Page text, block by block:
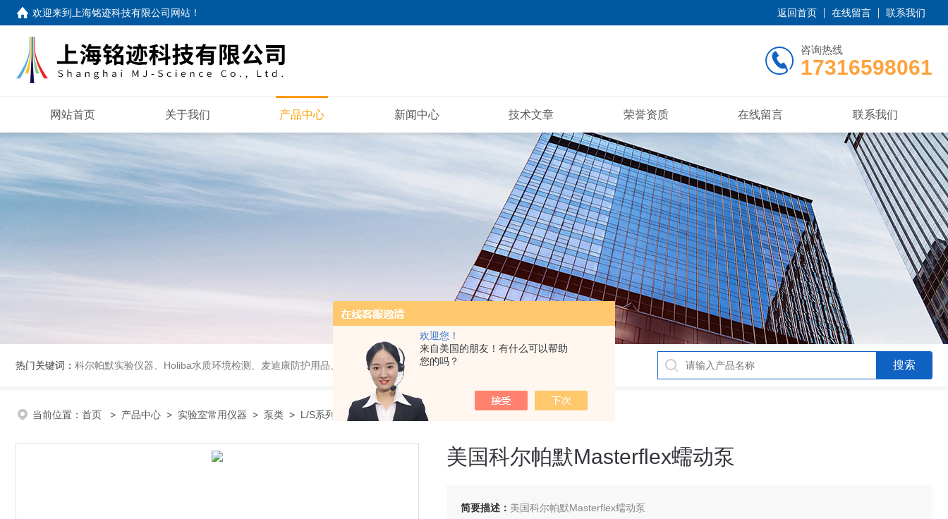
欢迎您！
来自美国的朋友！有什么可以帮助
您的吗？
欢迎来到 上海铭迹科技有限公司网站 ！ 返回首页 在线留言 联系我们
咨询热线
17316598061
网站首页 关于我们 产品中心 新闻中心 技术文章 荣誉资质 在线留言 联系我们
热门关键词： 科尔帕默实验仪器、Holiba水质环境检测、麦迪康防护用品、wiggens实验仪器，摇床、磁力搅拌器，电子天平
当前位置： 首页 > 产品中心 > 实验室常用仪器 > 泵类 > L/S系列美国科尔帕默Masterflex蠕动泵
美国科尔帕默Masterflex蠕动泵
简要描述： 美国科尔帕默Masterflex蠕动泵